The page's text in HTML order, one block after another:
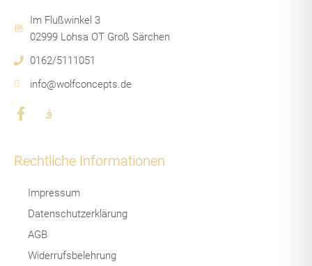
Im Flußwinkel 3
02999 Lohsa OT Groß Särchen
0162/5111051
info@wolfconcepts.de
F
e
b
J
-
i
s
t
r
Rechtliche Informationen
Impressum
Datenschutzerklärung
AGB
Widerrufsbelehrung